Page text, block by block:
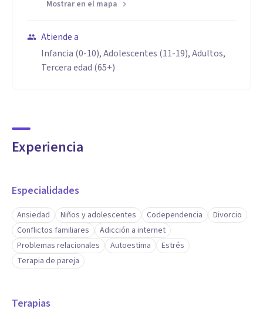
Mostrar en el mapa
Atiende a
Infancia (0-10), Adolescentes (11-19), Adultos,
Tercera edad (65+)
Experiencia
Especialidades
Ansiedad Niños y adolescentes Codependencia
Divorcio
Conflictos familiares
Adicción a internet
Problemas relacionales
Autoestima
Estrés
Terapia de pareja
Terapias